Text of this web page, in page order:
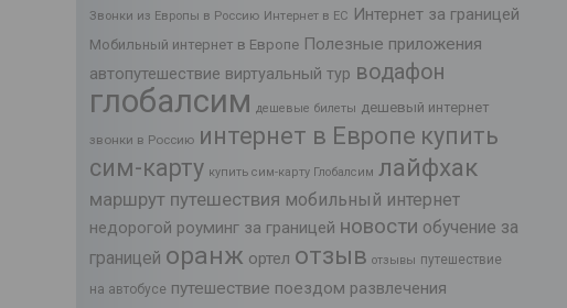
Звонки из Европы в Россию Интернет в ЕС Интернет за границей
Мобильный интернет в Европе Полезные приложения
автопутешествие виртуальный тур водафон
глобалсим дешевые билеты дешевый интернет
звонки в Россию интернет в Европе купить
сим-карту купить сим-карту Глобалсим лайфхак
маршрут путешествия мобильный интернет
недорогой роуминг за границей новости обучение за
границей оранж ортел отзыв отзывы путешествие
на автобусе путешествие поездом развлечения